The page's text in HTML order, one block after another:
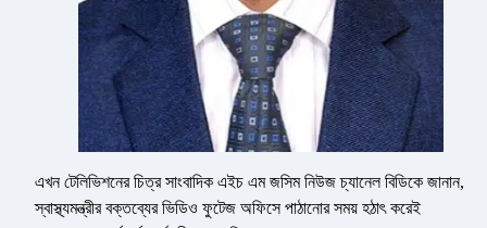
এখন টেলিভিশনের চিত্র সাংবাদিক এইচ এম জসিম নিউজ চ্যানেল বিডিকে জানান,
স্বাস্থ্যমন্ত্রীর বক্তব্যের ভিডিও ফুটেজ অফিসে পাঠানোর সময় হঠাৎ করেই